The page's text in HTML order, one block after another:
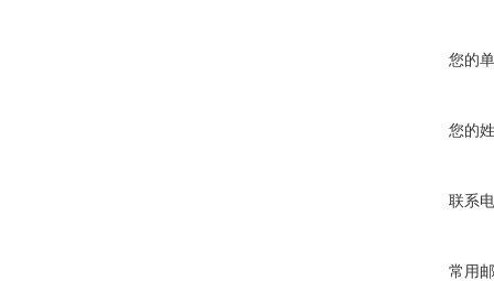
您的
您的
联系
常用